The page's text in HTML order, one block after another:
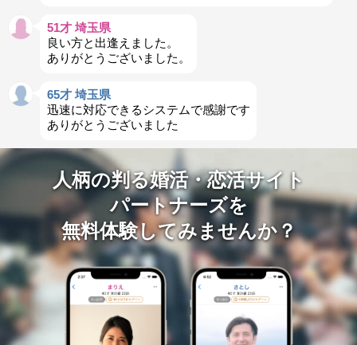
51才 埼玉県
良い方と出逢えました。
ありがとうございました。
65才 埼玉県
迅速に対応できるシステムで感謝です
ありがとうございました
人柄の判る婚活・恋活サイト
パートナーズを
無料体験してみませんか？